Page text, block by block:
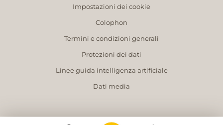
Impostazioni dei cookie
Colophon
Termini e condizioni generali
Protezioni dei dati
Linee guida intelligenza artificiale
Dati media